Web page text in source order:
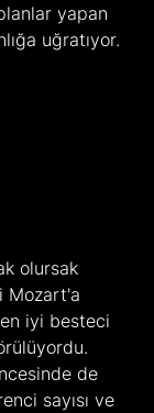
yapan
uğratıyor.
olursak
Mozart'a
iyi besteci
de
sayısı ve